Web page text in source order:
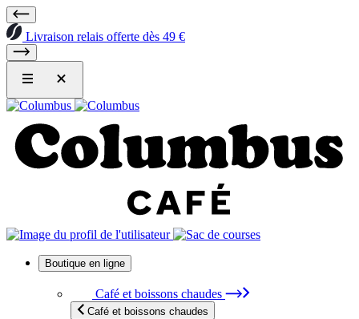
Livraison relais offerte dès 49 €
Boutique en ligne
Café et boissons chaudes
Café et boissons chaudes